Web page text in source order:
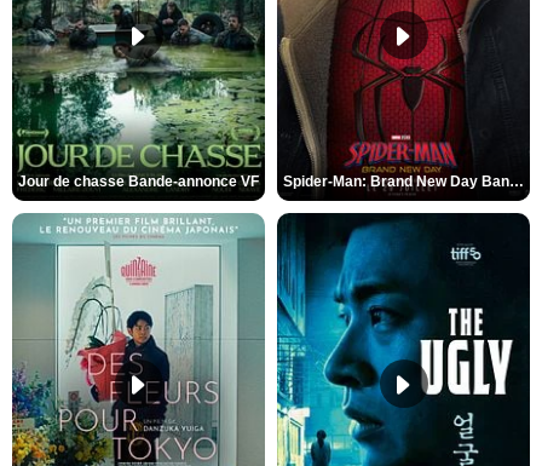
Jour de chasse Bande-annonce VF Spider-Man: Brand New Day Bande-annonce (3) VO STFR